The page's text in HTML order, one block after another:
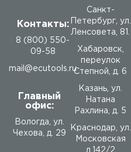
Контакты:
8 (800) 550-
09-58
mail@ecutools.ru
Главный
офис:
Вологда, ул.
Чехова, д. 29
Санкт-
Петербург, ул.
Ленсовета, 81.
Хабаровск,
переулок
Степной, д. 6
Казань, ул.
Натана
Рахлина, д. 5
Краснодар, ул.
Московская
д.142/2